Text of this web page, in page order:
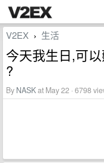
V2EX › 生活
今天我生日,可
?
By NASKat May 22 · 6798